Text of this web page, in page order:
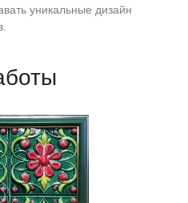
уникальные дизайн